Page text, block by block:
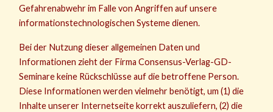
Gefahrenabwehr im Falle von Angriffen auf unsere
informationstechnologischen Systeme dienen.
Bei der Nutzung dieser allgemeinen Daten und
Informationen zieht der Firma Consensus-Verlag-GD-
Seminare keine Rückschlüsse auf die betroffene Person.
Diese Informationen werden vielmehr benötigt, um (1) die
Inhalte unserer Internetseite korrekt auszuliefern, (2) die